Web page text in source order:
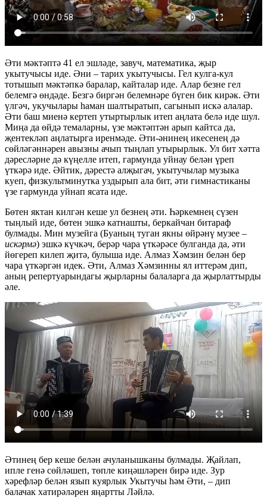
Әти мәктәптә 41 ел эшләде, завуч, математика, җыр
укытучысы иде. Әни – тарих укытучысы. Гел кулга-кул
тотышып мәктәпкә баралар, кайталар иде. Алар безне гел
белемгә өндәде. Безгә биргән белемнәре бүген бик кирәк. Әти
үлгәч, укучылары һаман шалтыратып, сагынып искә алалар.
Әти баш миенә кертеп утыртырлык итеп аңлата белә иде шул.
Миңа да өйдә темаларны, үзе мәктәптән арып кайтса да,
җентекләп аңлатырга иренмәде. Әти-әнинең икесенең дә
сөйләгәннәрен авызны ачып тыңлап утырырлык. Ул бит хәтта
дәресләрне дә күңелле итеп, гармунда уйнау белән үреп
үткәрә иде. Әйтик, дәрестә алҗыгач, укытучылар музыка
куеп, физкультминутка уздырып ала бит, әти гимнастиканы
үзе гармунда уйнап ясата иде.
Бөтен яктан килгән кеше ул безнең әти. Һәркемнең сүзен
тыңлый иде, бөтен эшкә катнашты, беркайчан битараф
булмады. Мин музейга (Буаның туган якны өйрәнү музее –
искәрмә) эшкә күчкәч, берәр чара үткәрәсе булганда да, әти
йөгереп килеп җитә, булыша иде. Алмаз Хәмзин белән бер
чара үткәргән идек. Әти, Алмаз Хәмзинны ял иттерәм дип,
аның репертуарындагы җырларны балаларга да җырлаттырды
әле.
Әтинең бер кеше белән ачуланышканы булмады. Җайлап,
ипле генә сөйләшеп, төпле киңәшләрен бирә иде. Зур
хәрефләр белән язып куярлык Укытучы һәм Әти, – дип
балачак хатирәләрен яңартты Ләйлә.